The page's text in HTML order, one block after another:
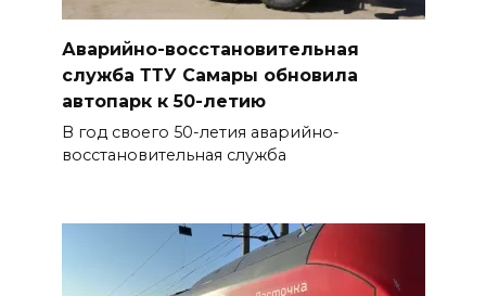
Аварийно-восстановительная
служба ТТУ Самары обновила
автопарк к 50-летию
В год своего 50-летия аварийно-
восстановительная служба